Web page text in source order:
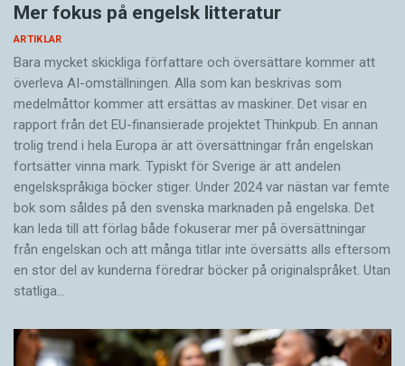
Mer fokus på engelsk litteratur
ARTIKLAR
Bara mycket skickliga författare och översättare ­kommer att
överleva AI-omställningen. Alla som kan beskrivas som
medelmåttor kommer att ersättas av maskiner. Det visar en
rapport från det EU-finansierade projektet Thinkpub. En annan
trolig trend i hela Europa är att översättningar från engelskan
fortsätter vinna mark. Typiskt för Sverige är att andelen
engelskspråkiga böcker stiger. Under 2024 var nästan var femte
bok som såldes på den svenska marknaden på engelska. Det
kan leda till att förlag både fokuserar mer på översättningar
från engelskan och att många titlar inte översätts alls eftersom
en stor del av kunderna föredrar böcker på originalspråket. Utan
statliga…